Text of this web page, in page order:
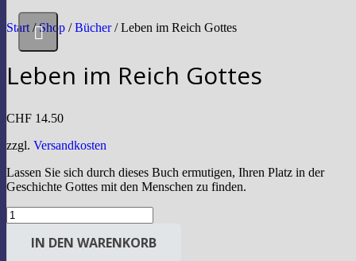
Start /Shop /Bücher/ Leben im Reich Gottes
Leben im Reich Gottes
CHF 14.50
zzgl. Versandkosten
Lassen Sie sich durch dieses Buch ermutigen, Ihren Platz in der
Geschichte Gottes mit den Menschen zu finden.
Leben
im
ReichIN DEN WARENKORB